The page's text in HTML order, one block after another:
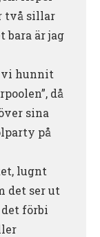
två sillar
bara är jag
vi hunnit
då
sina
på
lugnt
det ser ut
förbi